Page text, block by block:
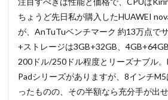
ちょうど先日私が購入したHUAWEI
が、AnTuTuベンチマーク 約13万点で
+ストレージは3GB+32GB、
200ドル/250ドル程度とリーズナブル
Padシリーズがありますが、8インチ
ったものの、その半額なら充分手が出